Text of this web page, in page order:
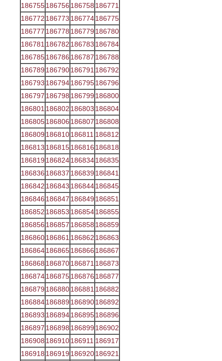
186755186756 186758 186771
186772 186773 186774186775
186777 186778 186779186780
186781 186782 186783 186784
186785186786 186787 186788
186789186790186791 186792
186793 186794186795186796
186797 186798 186799186800
186801 186802 186803 186804
186805186806 186807 186808
186809186810186811 186812
186813 186815186816 186818
186819186824186834186835
186836 186837 186839186841
186842 186843 186844186845
186846 186847 186849186851
186852 186853 186854186855
186856 186857 186858 186859
186860186861 186862 186863
186864186865186866 186867
186868 186870186871 186873
186874186875186876 186877
186879186880186881 186882
186884186889186890186892
186893 186894186895186896
186897 186898 186899186902
186908 186910186911 186917
186918 186919186920186921